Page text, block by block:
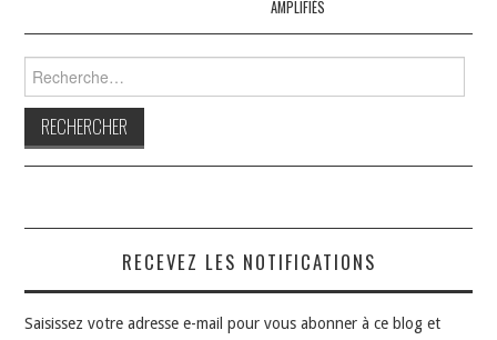
AMPLIFIÉS
RECEVEZ LES NOTIFICATIONS
Saisissez votre adresse e-mail pour vous abonner à ce blog et